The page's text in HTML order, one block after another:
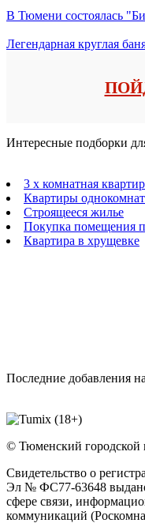
В Тюмени состоялась
Легендарная круглая
Интересные подборки
3 х комнатная
Квартиры
Строящееся жилье
Покупка помещения
Квартира в хрущевке
Последние добавления
© Тюменский городской
Свидетельство о
Эл № ФС77-63648
сфере связи,
коммуникаций